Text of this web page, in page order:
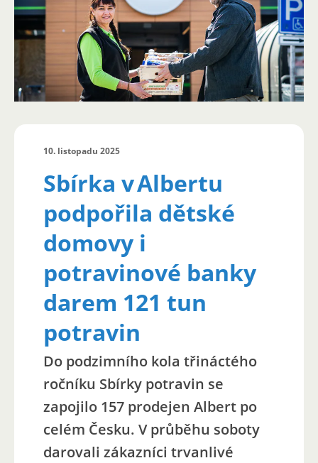
10. listopadu 2025
Sbírka v Albertu
podpořila dětské
domovy i
potravinové banky
darem 121 tun
potravin
Do podzimního kola třináctého
ročníku Sbírky potravin se
zapojilo 157 prodejen Albert po
celém Česku. V průběhu soboty
darovali zákazníci trvanlivé